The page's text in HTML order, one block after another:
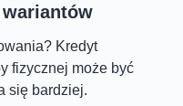
Kredyt
fizycznej może być
się bardziej.